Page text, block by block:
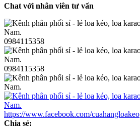
Chat với nhân viên tư vấn
0984115358
0984115358
https://www.facebook.com/cuahangloakeo
Chia sẻ: